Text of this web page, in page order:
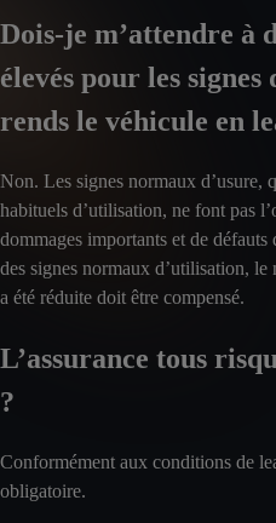
Dois-je m’attendre à
élevés pour les signes
rends le véhicule en
Non. Les signes normaux d’usure,
habituels d’utilisation, ne font pas
dommages importants et de
des signes normaux d’utilisation,
a été réduite doit être compensé.
L’assurance tous
?
Conformément aux conditions de
obligatoire.